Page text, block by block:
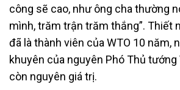
công sẽ cao, như ông cha thường
mình, trăm trận trăm thắng”. Thiết
đã là thành viên của WTO 10 năm,
khuyên của nguyên Phó Thủ tướng
còn nguyên giá trị.